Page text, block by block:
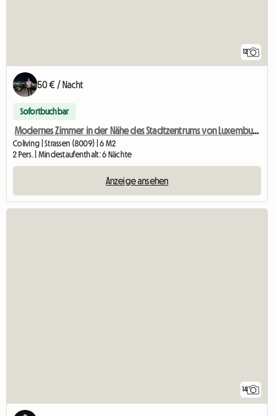
12
50 € / Nacht
Sofortbuchbar
Modernes Zimmer in der Nähe des Stadtzentrums von Luxemburg zu vermieten
Coliving | Strassen (8009) | 6 M2
2 Pers. | Mindestaufenthalt: 6 Nächte
Anzeige ansehen
14